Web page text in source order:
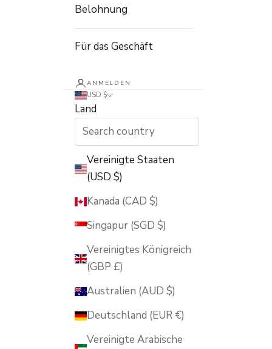
Belohnung
Für das Geschäft
ANMELDEN
USD $
Land
Vereinigte Staaten
(USD $)
Kanada (CAD $)
Singapur (SGD $)
Vereinigtes Königreich
(GBP £)
Australien (AUD $)
Deutschland (EUR €)
Vereinigte Arabische